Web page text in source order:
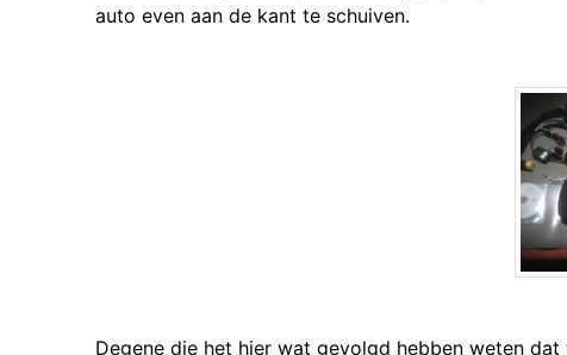
auto even aan de kant te schuiven.
Degene die het hier wat gevolgd hebben weten